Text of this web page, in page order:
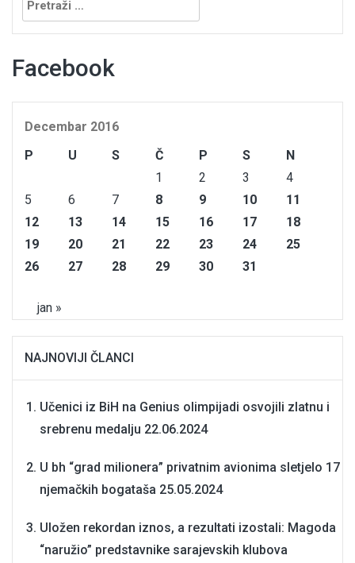
Facebook
Decembar 2016
P
U S Č P S
N
1
2 3
4
5
6 7 8 9 10
11
12
13 14 15 16 17
18
19
20 21 22 23 24
25
26
27 28 29 30 31
jan »
NAJNOVIJI ČLANCI
Učenici iz BiH na Genius olimpijadi osvojili zlatnu i
srebrenu medalju 22.06.2024
U bh “grad milionera” privatnim avionima sletjelo 17
njemačkih bogataša 25.05.2024
Uložen rekordan iznos, a rezultati izostali: Magoda
“naružio” predstavnike sarajevskih klubova